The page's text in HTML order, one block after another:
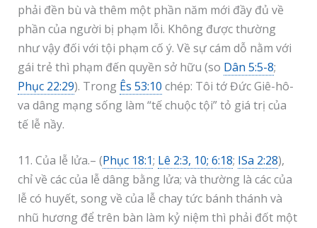
phải đền bù và thêm một phần năm mới đầy đủ về
phần của người bị phạm lỗi. Không được thường
như vậy đối với tội phạm cố ý. Về sự cám dỗ nằm với
gái trẻ thì phạm đến quyền sở hữu (so Dân 5:5-8;
Phục 22:29). Trong Ês 53:10 chép: Tôi tớ Đức Giê-hô-
va dâng mạng sống làm “tế chuộc tội” tỏ giá trị của
tế lễ nầy.
11. Của lễ lửa.– (Phục 18:1; Lê 2:3, 10; 6:18; ISa 2:28),
chỉ về các của lễ dâng bằng lửa; và thường là các của
lễ có huyết, song về của lễ chay tức bánh thánh và
nhũ hương để trên bàn làm kỷ niệm thì phải đốt một